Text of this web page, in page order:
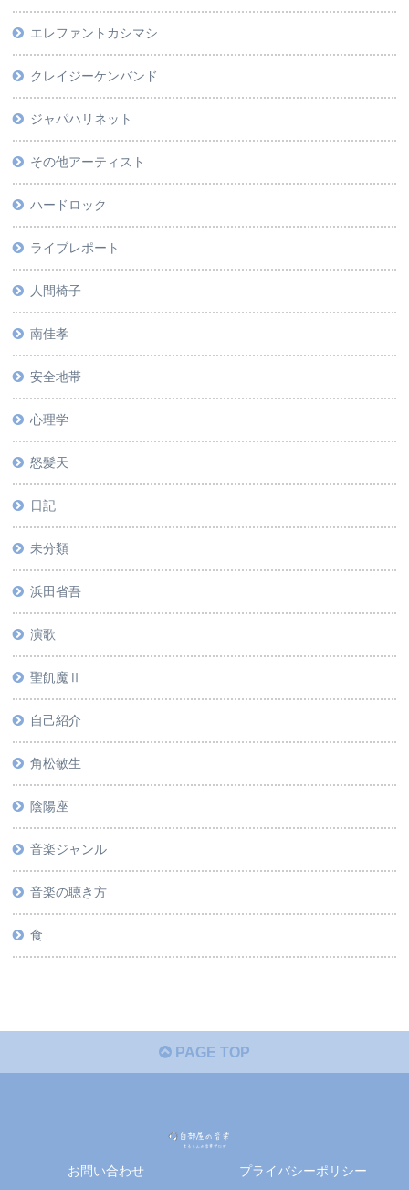
エレファントカシマシ
クレイジーケンバンド
ジャパハリネット
その他アーティスト
ハードロック
ライブレポート
人間椅子
南佳孝
安全地帯
心理学
怒髪天
日記
未分類
浜田省吾
演歌
聖飢魔Ⅱ
自己紹介
角松敏生
陰陽座
音楽ジャンル
音楽の聴き方
食
PAGE TOP
お問い合わせ
プライバシーポリシー